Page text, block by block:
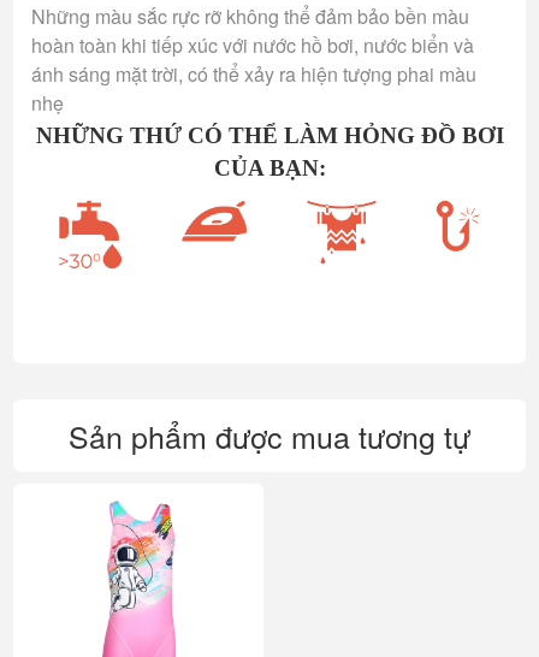
Những màu sắc rực rỡ không thể đảm bảo bền màu
hoàn toàn khi tiếp xúc với nước hồ bơi, nước biển và
ánh sáng mặt trời, có thể xảy ra hiện tượng phai màu
nhẹ
NHỮNG THỨ CÓ THỂ LÀM HỎNG ĐỒ BƠI
CỦA BẠN:
Sản phẩm được mua tương tự